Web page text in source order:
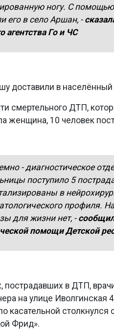
ногу. С
его в село Аршан, -
агентства Го и ЧС
доставили в
смертельного ДТП,
женщина, 10 человек
- диагностическое
поступило 5
в
профиля.
для жизни нет, -
помощи Детской
пострадавших в ДТП,
на улице Иволгинская
касательной
Фрид».